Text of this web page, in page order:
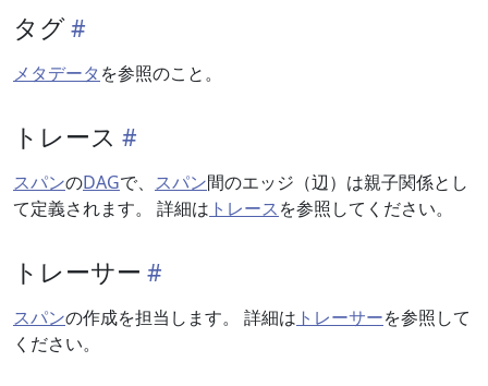
タグ
メタデータ を参照のこと。
トレース
スパンのDAGで、 スパン間のエッジ（辺）は親子関係とし
て定義されます。 詳細は トレースを参照してください。
トレーサー
スパンの作成を担当します。 詳細は トレーサーを参照して
ください。